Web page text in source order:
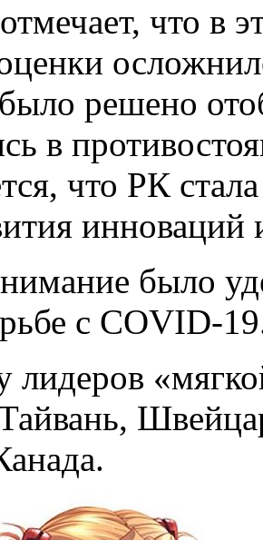
что в
решено
в
что РК
было
с COVID-
лидеров